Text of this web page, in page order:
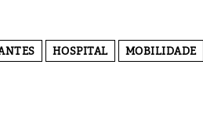
HOSPITAL MOBILIDADE